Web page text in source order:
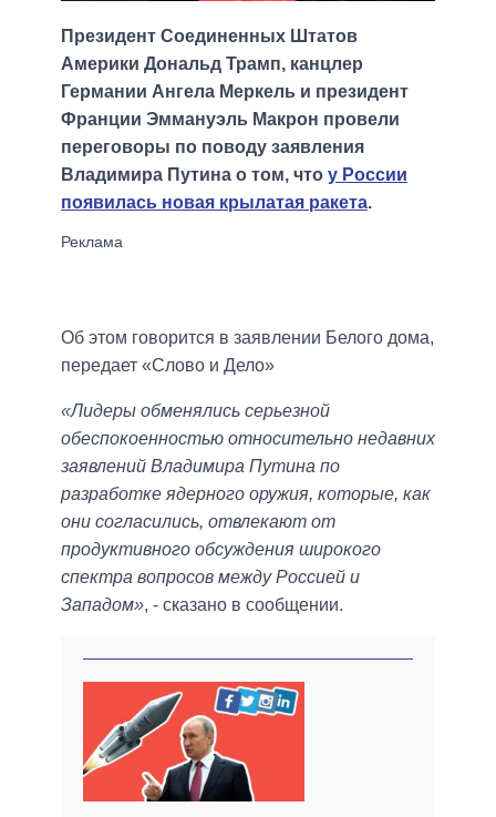
Президент Соединенных Штатов
Америки Дональд Трамп, канцлер
Германии Ангела Меркель и президент
Франции Эммануэль Макрон провели
переговоры по поводу заявления
Владимира Путина о том, что у России
появилась новая крылатая ракета.
Об этом говорится в заявлении Белого дома,
передает «Слово и Дело»
«Лидеры обменялись серьезной
обеспокоенностью относительно недавних
заявлений Владимира Путина по
разработке ядерного оружия, которые, как
они согласились, отвлекают от
продуктивного обсуждения широкого
спектра вопросов между Россией и
Западом», - сказано в сообщении.